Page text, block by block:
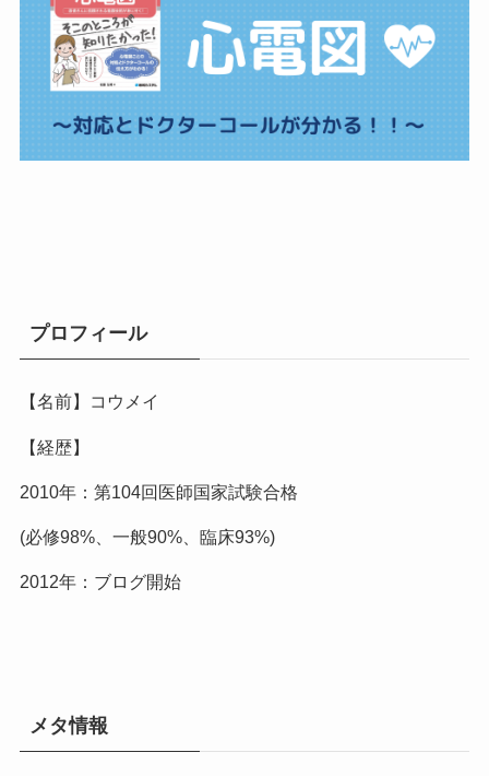
プロフィール
【名前】コウメイ
【経歴】
2010年：第104回医師国家試験合格
(必修98%、一般90%、臨床93%)
2012年：ブログ開始
メタ情報